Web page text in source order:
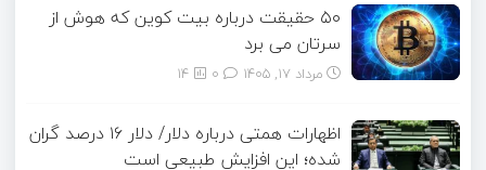
۵۰ حقیقت درباره بیت کوین که هوش از
سرتان می برد
مرداد ۱۷, ۱۴۰۵ 14
اظهارات همتی درباره دلار/ دلار ۱۶ درصد گران
شده؛ این افزایش طبیعی است